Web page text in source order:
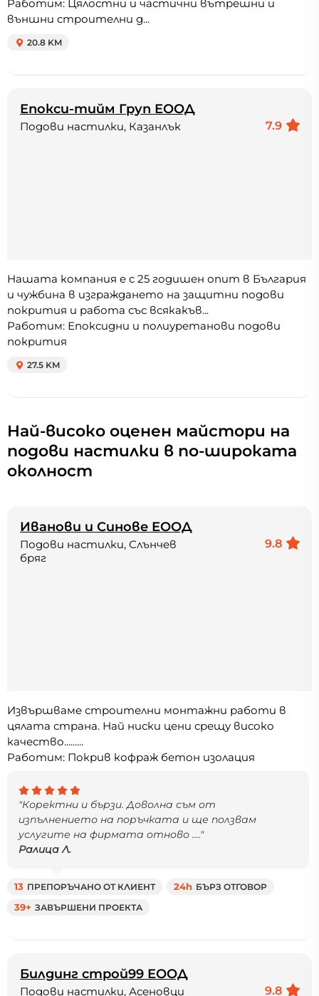
Работим: Цялостни и частични вътрешни и
външни строителни д...
20.8 KM
Епокси-тийм Груп ЕООД
7.9
Подови настилки, Казанлък
Нашата компания е с 25 годишен опит в България
и чужбина в изграждането на защитни подови
покрития и работа със всякакъв...
Работим: Епоксидни и полиуретанови подови
покрития
27.5 KM
Най-високо оценен майстори на
подови настилки в по-широката
околност
Иванови и Синове ЕООД
9.8
Подови настилки, Слънчев
бряг
Извършваме строителни монтажни работи в
цялата страна. Най ниски цени срещу високо
качество.........
Работим: Покрив кофраж бетон изолация
"Коректни и бързи. Доволна съм от
изпълнението на поръчката и ще ползвам
услугите на фирмата отново ...."
Ралица Л.
13 ПРЕПОРЪЧАНО ОТ КЛИЕНТ 24h БЪРЗ ОТГОВОР
39+ ЗАВЪРШЕНИ ПРОЕКТА
Билдинг строй99 ЕООД
9.8
Подови настилки, Асеновци